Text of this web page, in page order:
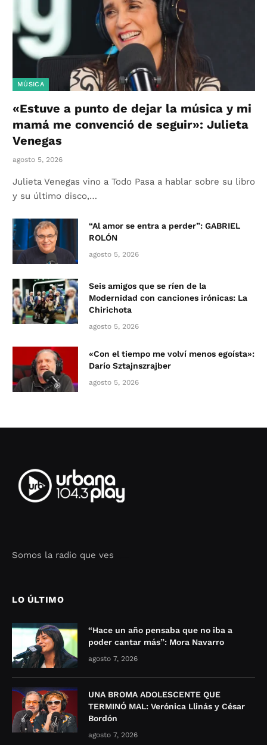
MÚSICA
«Estuve a punto de dejar la música y mi
mamá me convenció de seguir»: Julieta
Venegas
agosto 5, 2026
Julieta Venegas vino a Todo Pasa a hablar sobre su libro
y su último disco,…
“Al amor se entra a perder”: GABRIEL
ROLÓN
agosto 5, 2026
Seis amigos que se ríen de la
Modernidad con canciones irónicas: La
Chirichota
agosto 5, 2026
«Con el tiempo me volví menos egoísta»:
Darío Sztajnszrajber
agosto 5, 2026
Somos la radio que ves
LO ÚLTIMO
“Hace un año pensaba que no iba a
poder cantar más”: Mora Navarro
agosto 7, 2026
UNA BROMA ADOLESCENTE QUE
TERMINÓ MAL: Verónica Llinás y César
Bordón
agosto 7, 2026